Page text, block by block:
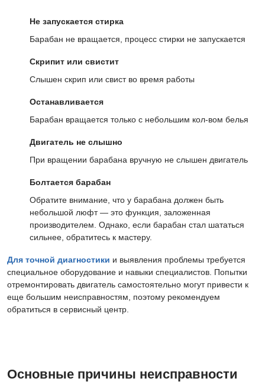
Не запускается стирка
Барабан не вращается, процесс стирки не запускается
Скрипит или свистит
Слышен скрип или свист во время работы
Останавливается
Барабан вращается только с небольшим кол-вом белья
Двигатель не слышно
При вращении барабана вручную не слышен двигатель
Болтается барабан
Обратите внимание, что у барабана должен быть
небольшой люфт — это функция, заложенная
производителем. Однако, если барабан стал шататься
сильнее, обратитесь к мастеру.
Для точной диагностики и выявления проблемы требуется
специальное оборудование и навыки специалистов. Попытки
отремонтировать двигатель самостоятельно могут привести к
еще большим неисправностям, поэтому рекомендуем
обратиться в сервисный центр.
Основные причины неисправности